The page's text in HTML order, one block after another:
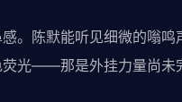
。陈默能听见细微的嗡
光——那是外挂力量尚未